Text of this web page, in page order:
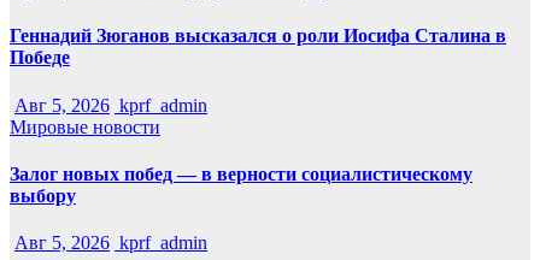
Геннадий Зюганов высказался о роли Иосифа Сталина в
Победе
Авг 5, 2026 kprf_admin
Мировые новости
Залог новых побед — в верности социалистическому
выбору
Авг 5, 2026 kprf_admin